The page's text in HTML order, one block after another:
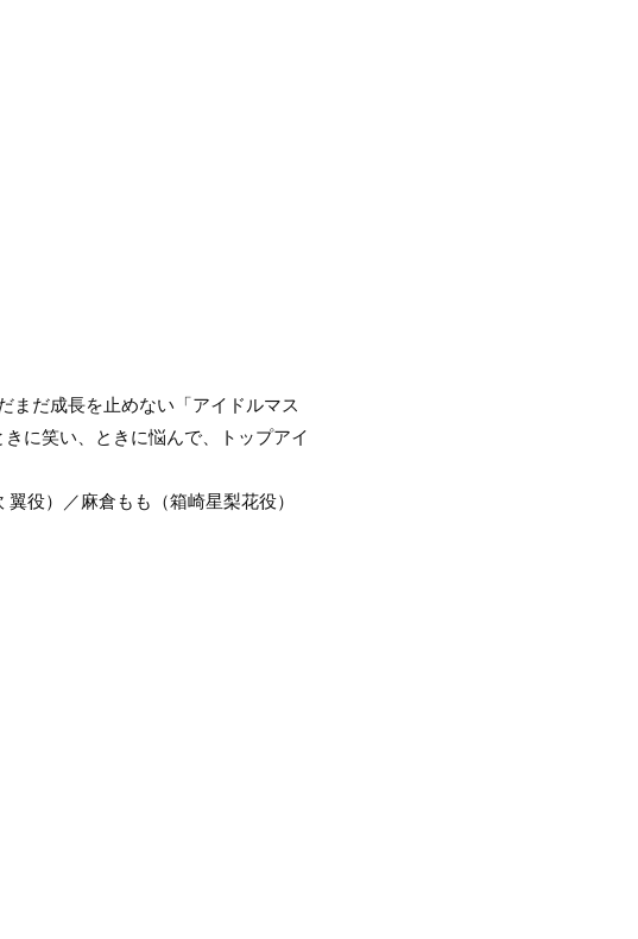
まだ成長を止めない「アイドルマス
に笑い、ときに悩んで、トップアイ
役）／麻倉もも（箱崎星梨花役）